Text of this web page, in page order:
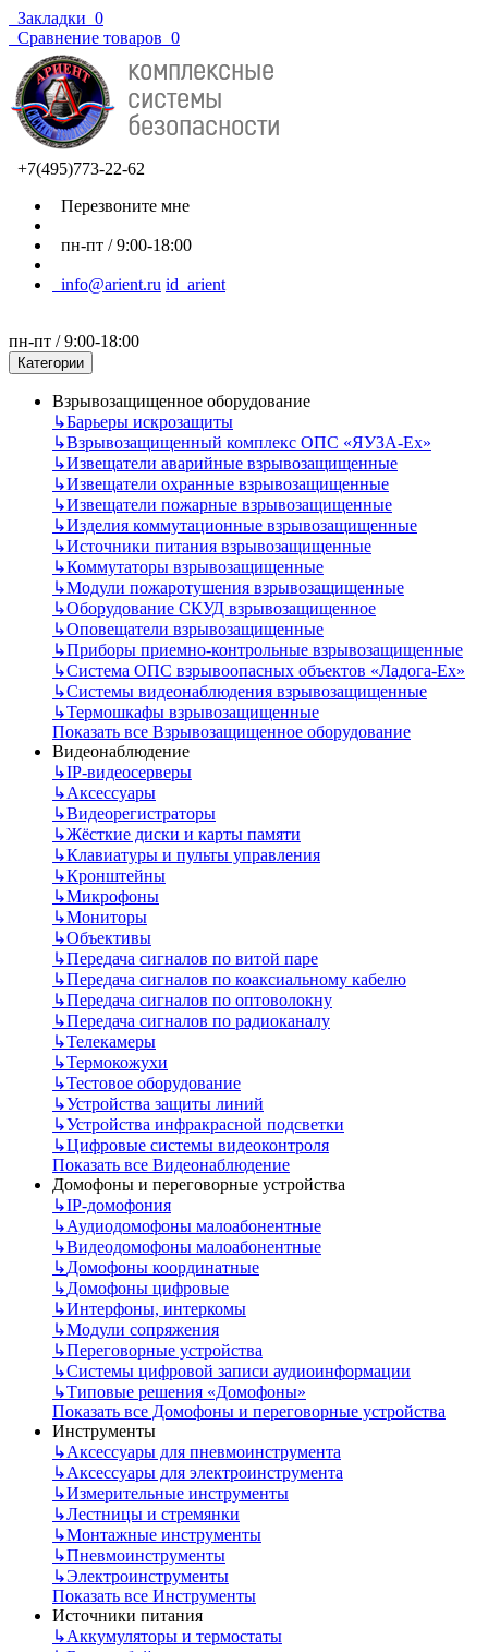
Закладки 0
Сравнение товаров 0
+7(495)773-22-62
Перезвоните мне
пн-пт / 9:00-18:00
info@arient.ru id_arient
пн-пт / 9:00-18:00
Категории
Взрывозащищенное оборудование
↳Барьеры искрозащиты
↳Взрывозащищенный комплекс ОПС «ЯУЗА-Ех»
↳Извещатели аварийные взрывозащищенные
↳Извещатели охранные взрывозащищенные
↳Извещатели пожарные взрывозащищенные
↳Изделия коммутационные взрывозащищенные
↳Источники питания взрывозащищенные
↳Коммутаторы взрывозащищенные
↳Модули пожаротушения взрывозащищенные
↳Оборудование СКУД взрывозащищенное
↳Оповещатели взрывозащищенные
↳Приборы приемно-контрольные взрывозащищенные
↳Система ОПС взрывоопасных объектов «Ладога-Ex»
↳Системы видеонаблюдения взрывозащищенные
↳Термошкафы взрывозащищенные
Показать все Взрывозащищенное оборудование
Видеонаблюдение
↳IP-видеосерверы
↳Аксессуары
↳Видеорегистраторы
↳Жёсткие диски и карты памяти
↳Клавиатуры и пульты управления
↳Кронштейны
↳Микрофоны
↳Мониторы
↳Объективы
↳Передача сигналов по витой паре
↳Передача сигналов по коаксиальному кабелю
↳Передача сигналов по оптоволокну
↳Передача сигналов по радиоканалу
↳Телекамеры
↳Термокожухи
↳Тестовое оборудование
↳Устройства защиты линий
↳Устройства инфракрасной подсветки
↳Цифровые системы видеоконтроля
Показать все Видеонаблюдение
Домофоны и переговорные устройства
↳IP-домофония
↳Аудиодомофоны малоабонентные
↳Видеодомофоны малоабонентные
↳Домофоны координатные
↳Домофоны цифровые
↳Интерфоны, интеркомы
↳Модули сопряжения
↳Переговорные устройства
↳Системы цифровой записи аудиоинформации
↳Типовые решения «Домофоны»
Показать все Домофоны и переговорные устройства
Инструменты
↳Аксессуары для пневмоинструмента
↳Аксессуары для электроинструмента
↳Измерительные инструменты
↳Лестницы и стремянки
↳Монтажные инструменты
↳Пневмоинструменты
↳Электроинструменты
Показать все Инструменты
Источники питания
↳Аккумуляторы и термостаты